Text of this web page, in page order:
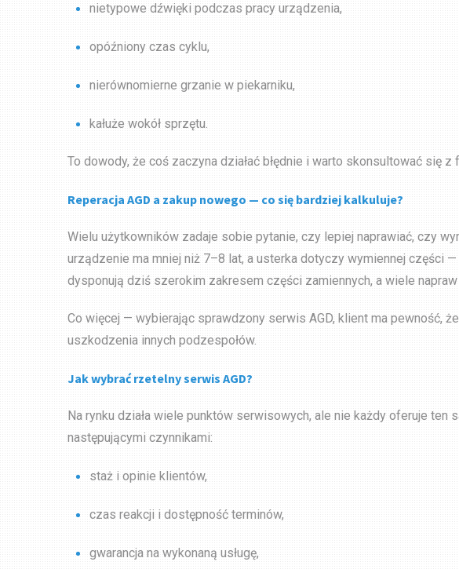
nietypowe dźwięki podczas pracy urządzenia,
opóźniony czas cyklu,
nierównomierne grzanie w piekarniku,
kałuże wokół sprzętu.
To dowody, że coś zaczyna działać błędnie i warto skonsultować się z
Reperacja AGD a zakup nowego — co się bardziej kalkuluje?
Wielu użytkowników zadaje sobie pytanie, czy lepiej naprawiać, czy
urządzenie ma mniej niż 7–8 lat, a usterka dotyczy wymiennej części
dysponują dziś szerokim zakresem części zamiennych, a wiele
Co więcej — wybierając sprawdzony serwis AGD, klient ma pewność,
uszkodzenia innych podzespołów.
Jak wybrać rzetelny serwis AGD?
Na rynku działa wiele punktów serwisowych, ale nie każdy oferuje ten
następującymi czynnikami:
staż i opinie klientów,
czas reakcji i dostępność terminów,
gwarancja na wykonaną usługę,